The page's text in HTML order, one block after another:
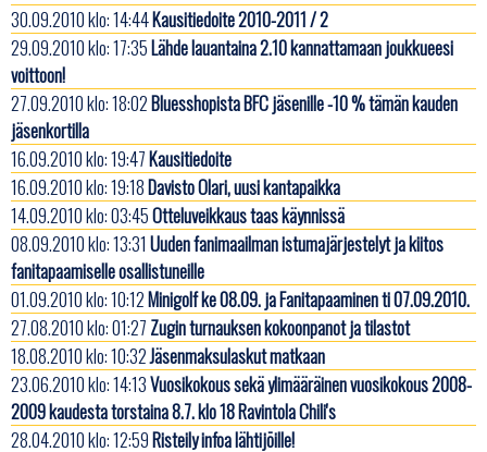
30.09.2010 klo: 14:44Kausitiedoite 2010-2011 / 2
29.09.2010 klo: 17:35Lähde lauantaina 2.10 kannattamaan joukkueesi
voittoon!
27.09.2010 klo: 18:02Bluesshopista BFC jäsenille -10 % tämän kauden
jäsenkortilla
16.09.2010 klo: 19:47Kausitiedoite
16.09.2010 klo: 19:18Davisto Olari, uusi kantapaikka
14.09.2010 klo: 03:45Otteluveikkaus taas käynnissä
08.09.2010 klo: 13:31 Uuden fanimaailman istumajärjestelyt ja kiitos
fanitapaamiselle osallistuneille
01.09.2010 klo: 10:12Minigolf ke 08.09. ja Fanitapaaminen ti 07.09.2010.
27.08.2010 klo: 01:27 Zugin turnauksen kokoonpanot ja tilastot
18.08.2010 klo: 10:32Jäsenmaksulaskut matkaan
23.06.2010 klo: 14:13Vuosikokous sekä ylimääräinen vuosikokous 2008-
2009 kaudesta torstaina 8.7. klo 18 Ravintola Chili's
28.04.2010 klo: 12:59Risteily infoa lähtijöille!